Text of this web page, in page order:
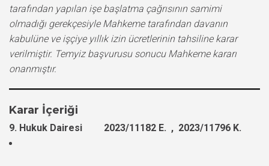
tarafından yapılan işe başlatma çağrısının samimi
olmadığı gerekçesiyle Mahkeme tarafından davanın
kabulüne ve işçiye yıllık izin ücretlerinin tahsiline karar
verilmiştir. Temyiz başvurusu sonucu Mahkeme kararı
onanmıştır.
Karar İçeriği
9. Hukuk Dairesi 2023/11182 E. , 2023/11796 K.